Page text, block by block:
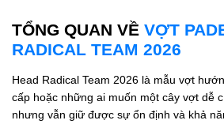
TỔNG QUAN VỀ VỢT
RADICAL TEAM 2026
Head Radical Team 2026 là mẫu vợt
cấp hoặc những ai muốn một cây vợt dễ
nhưng vẫn giữ được sự ổn định và khả